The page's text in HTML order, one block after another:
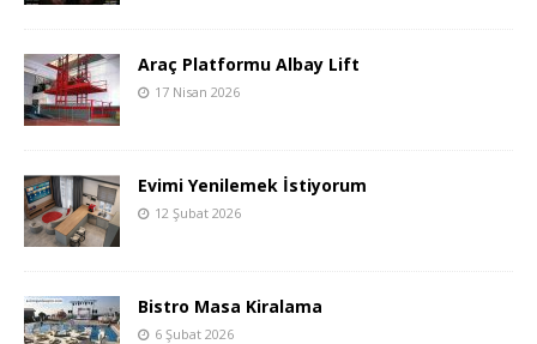
Araç Platformu Albay Lift
17 Nisan 2026
Evimi Yenilemek İstiyorum
12 Şubat 2026
Bistro Masa Kiralama
6 Şubat 2026